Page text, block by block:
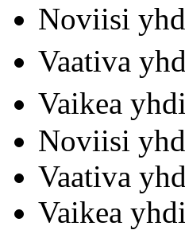
Noviisi
Vaativa
Vaikea
Noviisi
Vaativa
Vaikea